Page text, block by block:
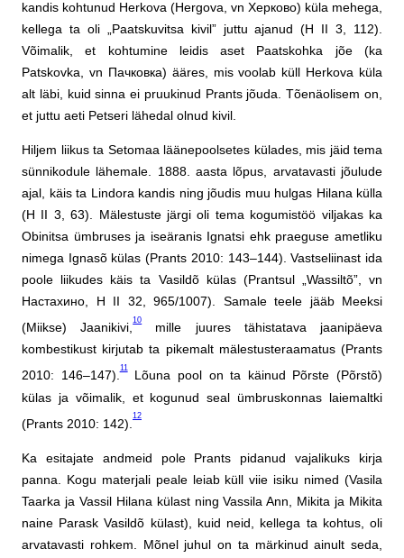
kandis kohtunud Herkova (Hergova, vn Херково) küla mehega,
kellega ta oli „Paatskuvitsa kivil” juttu ajanud (H II 3, 112).
Võimalik, et kohtumine leidis aset Paatskohka jõe (ka
Patskovka, vn Пачковка) ääres, mis voolab küll Herkova küla
alt läbi, kuid sinna ei pruukinud Prants jõuda. Tõenäolisem on,
et juttu aeti Petseri lähedal olnud kivil.
Hiljem liikus ta Setomaa läänepoolsetes külades, mis jäid tema
sünnikodule lähemale. 1888. aasta lõpus, arvatavasti jõulude
ajal, käis ta Lindora kandis ning jõudis muu hulgas Hilana külla
(H II 3, 63). Mälestuste järgi oli tema kogumistöö viljakas ka
Obinitsa ümbruses ja iseäranis Ignatsi ehk praeguse ametliku
nimega Ignasõ külas (Prants 2010: 143–144). Vastseliinast ida
poole liikudes käis ta Vasildõ külas (Prantsul „Wassiltõ”, vn
Настахино, H II 32, 965/1007). Samale teele jääb Meeksi
(Miikse) Jaanikivi,
10
mille juures tähistatava jaanipäeva
kombestikust kirjutab ta pikemalt mälestusteraamatus (Prants
2010: 146–147).
11
Lõuna pool on ta käinud Põrste (Põrstõ)
külas ja võimalik, et kogunud seal ümbruskonnas laiemaltki
(Prants 2010: 142).
12
Ka esitajate andmeid pole Prants pidanud vajalikuks kirja
panna. Kogu materjali peale leiab küll viie isiku nimed (Vasila
Taarka ja Vassil Hilana külast ning Vassila Ann, Mikita ja Mikita
naine Parask Vasildõ külast), kuid neid, kellega ta kohtus, oli
arvatavasti rohkem. Mõnel juhul on ta märkinud ainult seda,